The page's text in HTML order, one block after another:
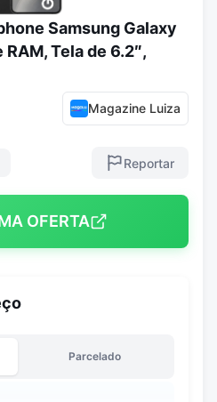
Samsung Galaxy
Tela de 6.2″,
Magazine Luiza
Reportar
OFERTA
Parcelado